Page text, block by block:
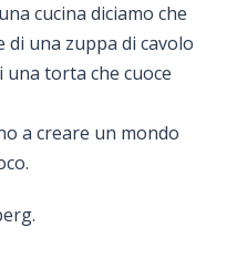
cucina diciamo che
di una zuppa di cavolo
torta che cuoce
a creare un mondo